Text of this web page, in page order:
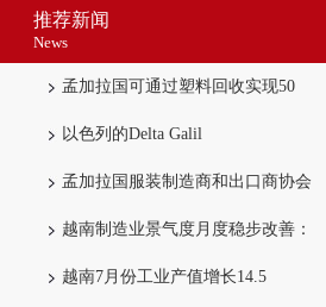
推荐新闻
News
孟加拉国可通过塑料回收实现50
以色列的Delta Galil
孟加拉国服装制造商和出口商协会
越南制造业景气度月度稳步改善：
越南7月份工业产值增长14.5